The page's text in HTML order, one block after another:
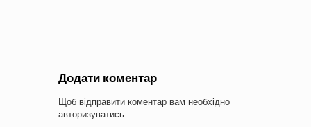
Додати коментар
Щоб відправити коментар вам необхідно
авторизуватись.